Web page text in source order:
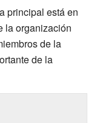
principal está en
la organización
de la
de la